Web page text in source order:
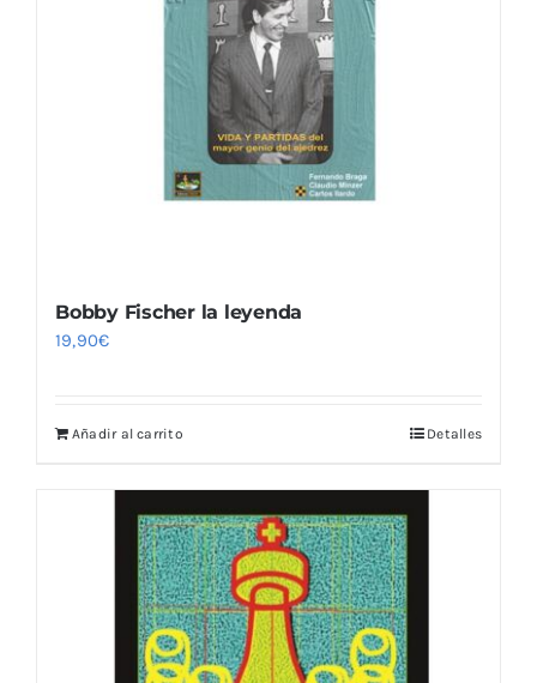
Bobby Fischer la leyenda
19,90€
Añadir al carrito Detalles